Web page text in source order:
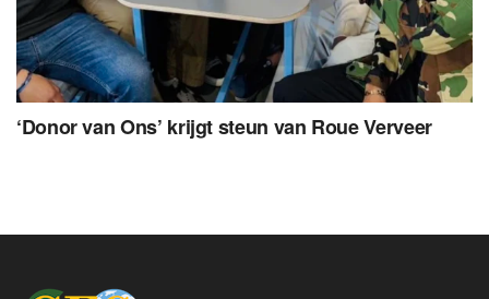
‘Donor van Ons’ krijgt steun van Roue Verveer